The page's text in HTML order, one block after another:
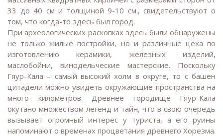
33 до 40 см и толщиной 9-10 см., свидетельствуют о
том, что когда-то здесь был город.
При археологических раскопках здесь были обнаружены
не только жилые постройки, но и различные цеха по
изготовлению керамики, железных изделий,
маслобойни, винодельческие мастерские. Поскольку
Гяур-Кала – самый высокий холм в округе, то с башен
цитадели можно увидеть окружающие пространства на
много километров. Древнее городище Гяур-Кала
окутано множеством легенд и тайн, что в свою очередь
вызывает огромный интерес у туриста, а его руины
напоминают о временах процветания древнего Хорезма.